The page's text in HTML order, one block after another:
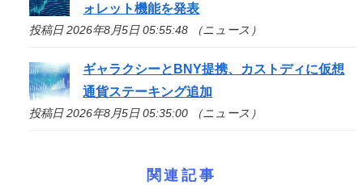
ォレット機能を発表
投稿日 2026年8月5日 05:55:48 （ニュース）
ギャラクシーとBNY提携、カストディに仮想
通貨ステーキング追加
投稿日 2026年8月5日 05:35:00 （ニュース）
関連記事